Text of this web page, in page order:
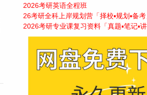
2026考研英语全程班
26考研全科上岸规划营「择校▪规划▪备考
2026考研专业课复习资料「真题▪笔记▪讲